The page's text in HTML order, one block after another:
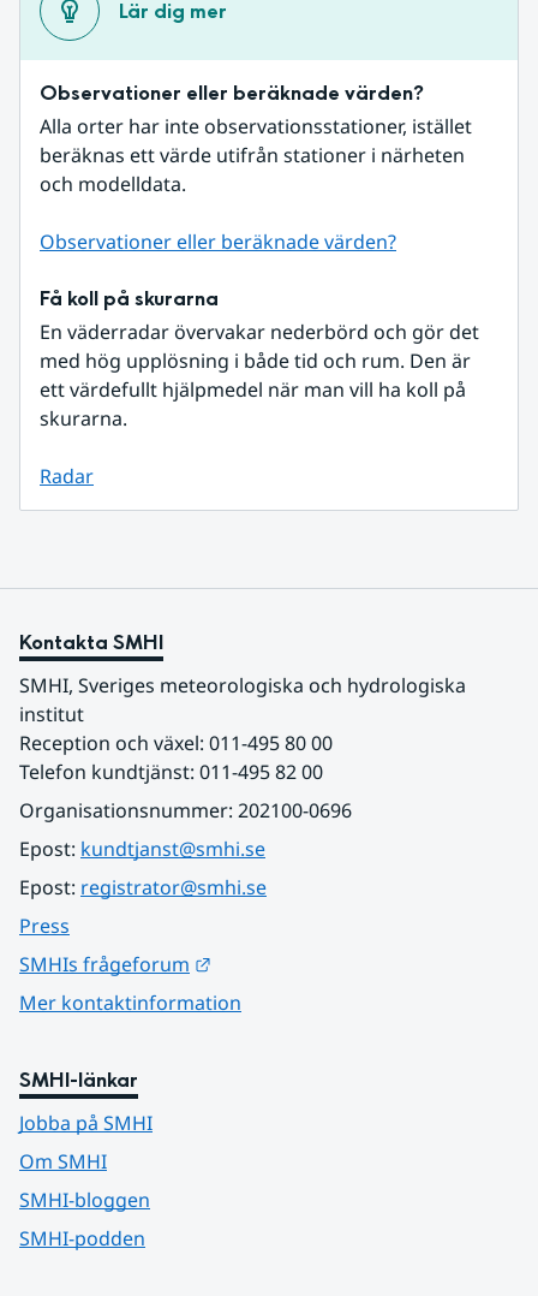
Lär dig mer
Observationer eller beräknade värden?
Alla orter har inte observationsstationer, istället
beräknas ett värde utifrån stationer i närheten
och modelldata.
Observationer eller beräknade värden?
Få koll på skurarna
En väderradar övervakar nederbörd och gör det
med hög upplösning i både tid och rum. Den är
ett värdefullt hjälpmedel när man vill ha koll på
skurarna.
Radar
Kontakta SMHI
SMHI, Sveriges meteorologiska och hydrologiska
institut
Reception och växel: 011-495 80 00
Telefon kundtjänst: 011-495 82 00
Organisationsnummer: 202100-0696
Epost: kundtjanst@smhi.se
Epost: registrator@smhi.se
Press
SMHIs frågeforum
Mer kontaktinformation
SMHI-länkar
Jobba på SMHI
Om SMHI
SMHI-bloggen
SMHI-podden